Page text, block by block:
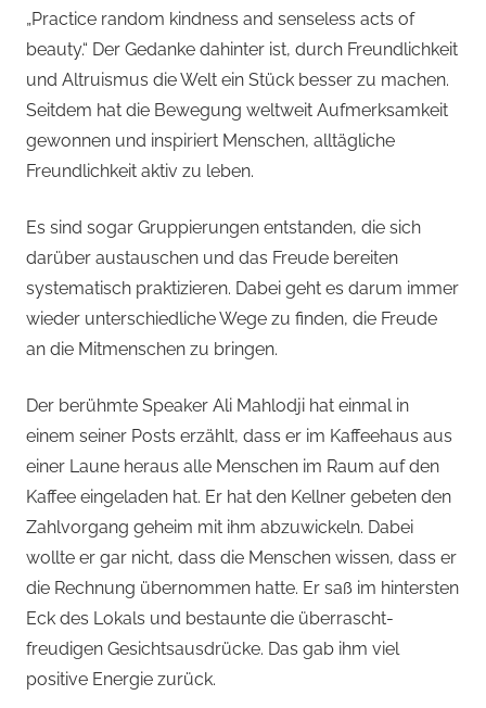
„Practice random kindness and senseless acts of
beauty.“ Der Gedanke dahinter ist, durch Freundlichkeit
und Altruismus die Welt ein Stück besser zu machen.
Seitdem hat die Bewegung weltweit Aufmerksamkeit
gewonnen und inspiriert Menschen, alltägliche
Freundlichkeit aktiv zu leben.
Es sind sogar Gruppierungen entstanden, die sich
darüber austauschen und das Freude bereiten
systematisch praktizieren. Dabei geht es darum immer
wieder unterschiedliche Wege zu finden, die Freude
an die Mitmenschen zu bringen.
Der berühmte Speaker Ali Mahlodji hat einmal in
einem seiner Posts erzählt, dass er im Kaffeehaus aus
einer Laune heraus alle Menschen im Raum auf den
Kaffee eingeladen hat. Er hat den Kellner gebeten den
Zahlvorgang geheim mit ihm abzuwickeln. Dabei
wollte er gar nicht, dass die Menschen wissen, dass er
die Rechnung übernommen hatte. Er saß im hintersten
Eck des Lokals und bestaunte die überrascht-
freudigen Gesichtsausdrücke. Das gab ihm viel
positive Energie zurück.